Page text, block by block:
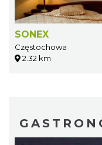
SONEX
Częstochowa
2.32 km